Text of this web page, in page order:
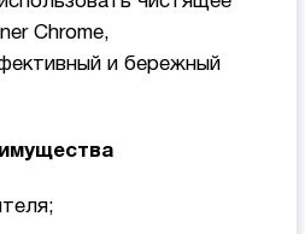
Chrome,
и бережный